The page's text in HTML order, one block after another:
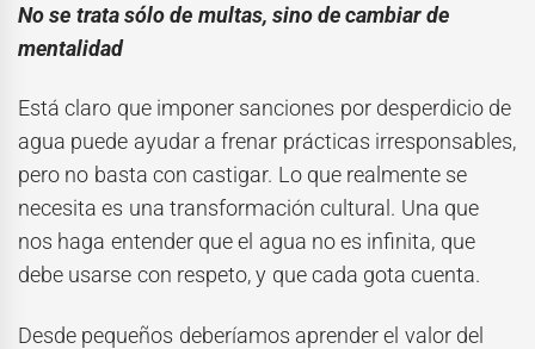
No se trata sólo de multas, sino de cambiar de
mentalidad
Está claro que imponer sanciones por desperdicio de
agua puede ayudar a frenar prácticas irresponsables,
pero no basta con castigar. Lo que realmente se
necesita es una transformación cultural. Una que
nos haga entender que el agua no es infinita, que
debe usarse con respeto, y que cada gota cuenta.
Desde pequeños deberíamos aprender el valor del